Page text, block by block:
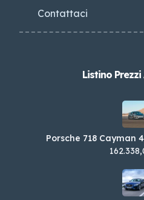
Contattaci
Listino
Porsche 718 Cayman